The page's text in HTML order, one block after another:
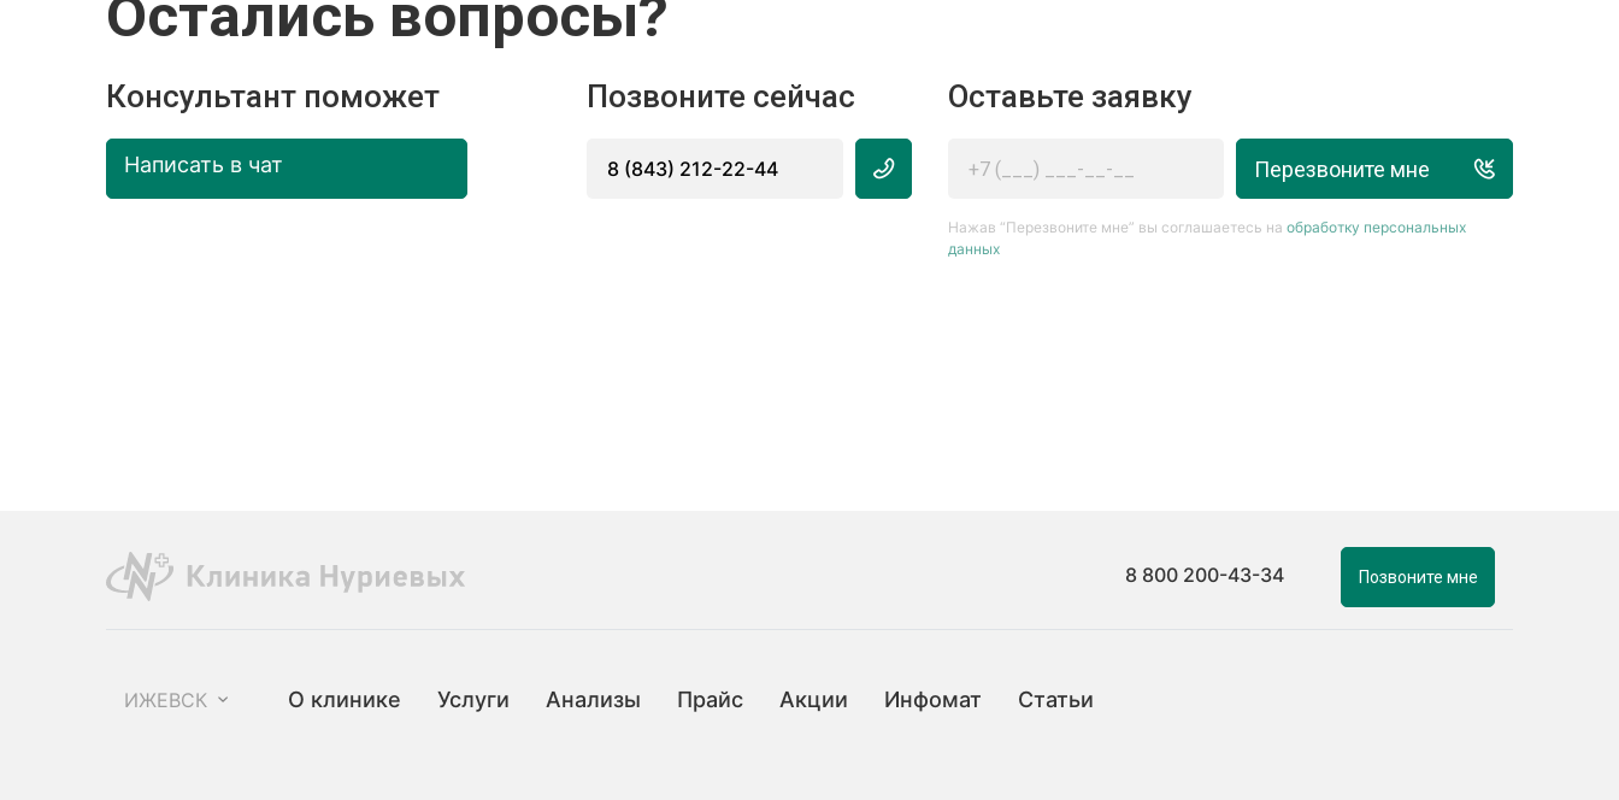
Остались вопросы?
Консультант поможет
Написать в чат
Позвоните сейчас
8 (843) 212-22-44
Оставьте заявку
Перезвоните мне
Нажав “Перезвоните мне” вы соглашаетесь на обработку персональных
данных
8 800 200-43-34 Позвоните мне
ИЖЕВСК О клинике Услуги Анализы Прайс Акции Инфомат Статьи